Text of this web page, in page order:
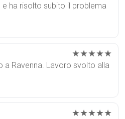
ha risolto subito il problema
★★★★★
a Ravenna. Lavoro svolto alla
★★★★★